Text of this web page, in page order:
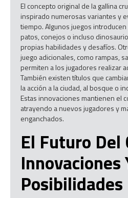
El concepto original de la gallina
inspirado numerosas variantes y
tiempo. Algunos juegos
patos, conejos o incluso
propias habilidades y desafíos.
juego adicionales, como rampas,
permiten a los jugadores realizar
También existen títulos que
la acción a la ciudad, al bosque o
Estas innovaciones mantienen el
atrayendo a nuevos jugadores y
enganchados.
El Futuro Del
Innovaciones
Posibilidades